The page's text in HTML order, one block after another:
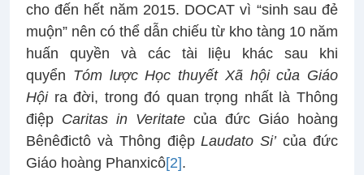
cho đến hết năm 2015. DOCAT vì “sinh sau đẻ
muộn” nên có thể dẫn chiếu từ kho tàng 10 năm
huấn quyền và các tài liệu khác sau khi
quyển Tóm lược Học thuyết Xã hội của Giáo
Hội ra đời, trong đó quan trọng nhất là Thông
điệp Caritas in Veritate của đức Giáo hoàng
Bênêđictô và Thông điệp Laudato Si’ của đức
Giáo hoàng Phanxicô[2].